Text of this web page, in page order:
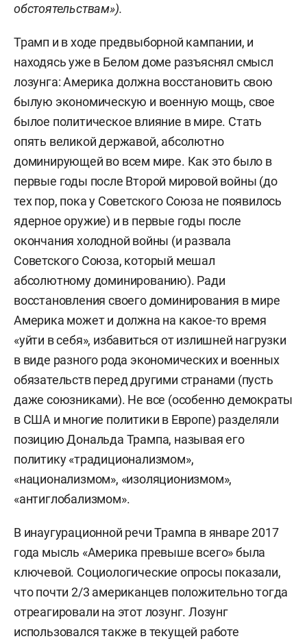
обстоятельствам»).
Трамп и в ходе предвыборной кампании, и
находясь уже в Белом доме разъяснял смысл
лозунга: Америка должна восстановить свою
былую экономическую и военную мощь, свое
былое политическое влияние в мире. Стать
опять великой державой, абсолютно
доминирующей во всем мире. Как это было в
первые годы после Второй мировой войны (до
тех пор, пока у Советского Союза не появилось
ядерное оружие) и в первые годы после
окончания холодной войны (и развала
Советского Союза, который мешал
абсолютному доминированию). Ради
восстановления своего доминирования в мире
Америка может и должна на какое-то время
«уйти в себя», избавиться от излишней нагрузки
в виде разного рода экономических и военных
обязательств перед другими странами (пусть
даже союзниками). Не все (особенно демократы
в США и многие политики в Европе) разделяли
позицию Дональда Трампа, называя его
политику «традиционализмом»,
«национализмом», «изоляционизмом»,
«антиглобализмом».
В инаугурационной речи Трампа в январе 2017
года мысль «Америка превыше всего» была
ключевой. Социологические опросы показали,
что почти 2/3 американцев положительно тогда
отреагировали на этот лозунг. Лозунг
использовался также в текущей работе